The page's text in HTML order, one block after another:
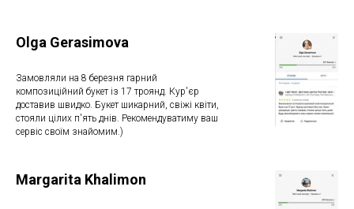
Olga Gerasimova
Замовляли на 8 березня гарний
композиційний букет із 17 троянд. Кур'єр
доставив швидко. Букет шикарний, свіжі квіти,
стояли цілих п'ять днів. Рекомендуватиму ваш
сервіс своїм знайомим.)
Margarita Khalimon